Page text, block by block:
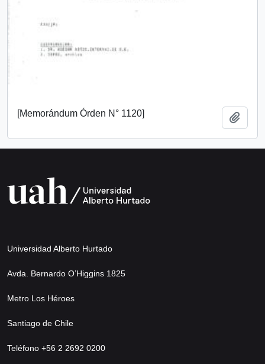
[Memorándum Órden N° 1120]
Universidad Alberto Hurtado
Avda. Bernardo O’Higgins 1825
Metro Los Héroes
Santiago de Chile
Teléfono +56 2 2692 0200